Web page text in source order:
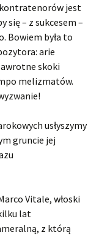
jest
się – z sukcesem –
Bowiem była to
arie
skoki
melizmatów.
usłyszymy
gruncie jej
Vitale, włoski
lat
z którą